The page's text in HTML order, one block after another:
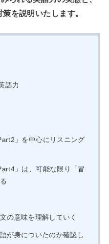
を説明いたします。
語力
」を中心にリスニング
」は、可能な限り「冒
の意味を理解していく
が身についたのか確認し